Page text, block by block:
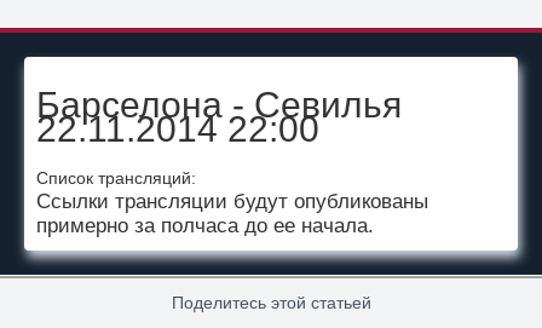
Барселона - Севилья
22.11.2014 22:00
Список трансляций:
Ссылки трансляции будут опубликованы
примерно за полчаса до ее начала.
Поделитесь этой статьей